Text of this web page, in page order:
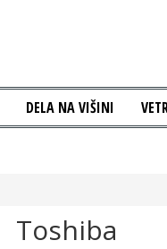
DELA NA VIŠINI
Toshiba